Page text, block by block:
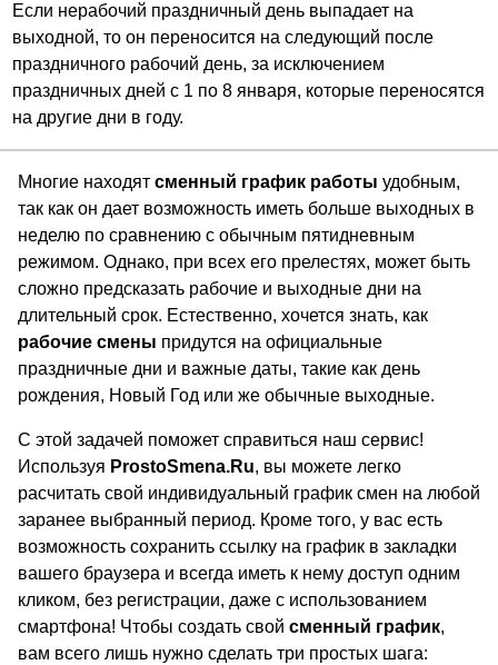
Если нерабочий праздничный день выпадает на
выходной, то он переносится на следующий после
праздничного рабочий день, за исключением
праздничных дней с 1 по 8 января, которые переносятся
на другие дни в году.
Многие находят сменный график работы удобным,
так как он дает возможность иметь больше выходных в
неделю по сравнению с обычным пятидневным
режимом. Однако, при всех его прелестях, может быть
сложно предсказать рабочие и выходные дни на
длительный срок. Естественно, хочется знать, как
рабочие смены придутся на официальные
праздничные дни и важные даты, такие как день
рождения, Новый Год или же обычные выходные.
С этой задачей поможет справиться наш сервис!
Используя ProstoSmena.Ru, вы можете легко
расчитать свой индивидуальный график смен на любой
заранее выбранный период. Кроме того, у вас есть
возможность сохранить ссылку на график в закладки
вашего браузера и всегда иметь к нему доступ одним
кликом, без регистрации, даже с использованием
смартфона! Чтобы создать свой сменный график,
вам всего лишь нужно сделать три простых шага: